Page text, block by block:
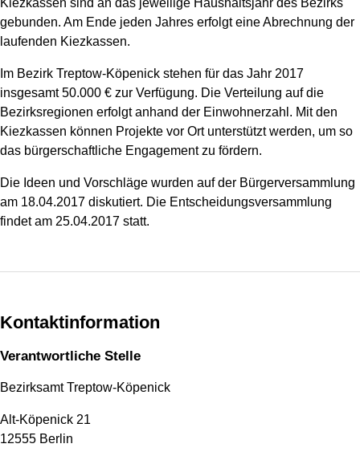
Kiezkassen sind an das jeweilige Haushaltsjahr des Bezirks
gebunden. Am Ende jeden Jahres erfolgt eine Abrechnung der
laufenden Kiezkassen.
Im Bezirk Treptow-Köpenick stehen für das Jahr 2017
insgesamt 50.000 € zur Verfügung. Die Verteilung auf die
Bezirksregionen erfolgt anhand der Einwohnerzahl. Mit den
Kiezkassen können Projekte vor Ort unterstützt werden, um so
das bürgerschaftliche Engagement zu fördern.
Die Ideen und Vorschläge wurden auf der Bürgerversammlung
am 18.04.2017 diskutiert. Die Entscheidungsversammlung
findet am 25.04.2017 statt.
Kontaktinformation
Verantwortliche Stelle
Bezirksamt Treptow-Köpenick
Alt-Köpenick 21
12555 Berlin